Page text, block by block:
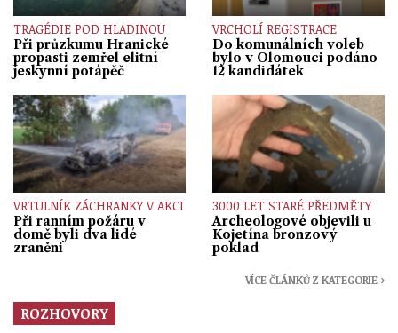
TRAGÉDIE POD HLADINOU
Při průzkumu Hranické
propasti zemřel elitní
jeskynní potápěč
VRCHOLÍ REGISTRACE
Do komunálních voleb
bylo v Olomouci podáno
12 kandidátek
VRTULNÍK ZÁCHRANKY V AKCI
Při ranním požáru v
domě byli dva lidé
zraněni
3000 LET STARÉ PŘEDMĚTY
Archeologové objevili u
Kojetína bronzový
poklad
VÍCE ČLÁNKŮ Z KATEGORIE ›
ROZHOVORY